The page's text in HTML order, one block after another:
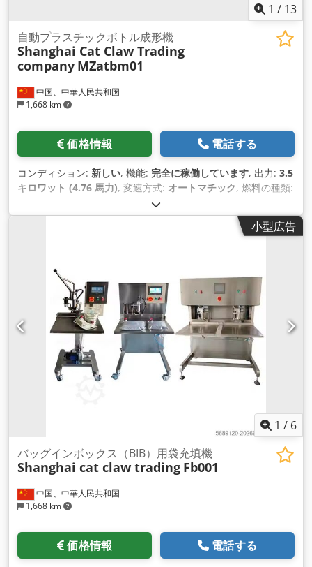
1 / 13
中国、中華人民共和国
1,668 km
自動プラスチックボトル成形機
Shanghai Cat Claw Trading
company MZatbm01
価格情報 電話する
コンディション: 新しい, 機能: 完全に稼働しています, 出力: 3.5
キロワット (4.76 馬力), 変速方式: オートマチック, 燃料の種類:
3,500 kg（キログラム）
2025, 稼働時間:1 h, 機械／車両番号:MZatbm01, 装備:CEマ
小型広告
1 / 6
中国、中華人民共和国
1,668 km
バッグインボックス（BIB）用袋充填機
Shanghai cat claw trading Fb001
価格情報 電話する